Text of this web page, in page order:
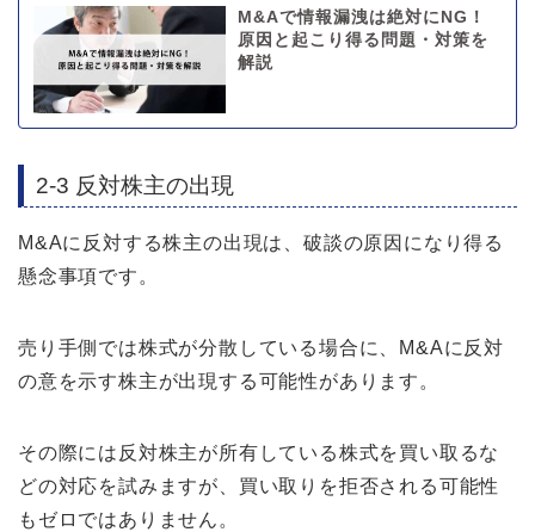
M&Aで情報漏洩は絶対にNG！
原因と起こり得る問題・対策を
解説
2-3 反対株主の出現
M&Aに反対する株主の出現は、破談の原因になり得る
懸念事項です。
売り手側では株式が分散している場合に、M&Aに反対
の意を示す株主が出現する可能性があります。
その際には反対株主が所有している株式を買い取るな
どの対応を試みますが、買い取りを拒否される可能性
もゼロではありません。